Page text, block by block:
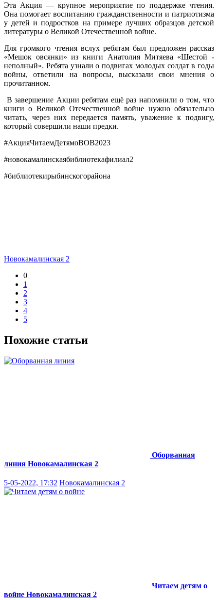
Эта Акция — крупное мероприятие по поддержке чтения.
Она помогает воспитанию гражданственности и патриотизма
у детей и подростков на примере лучших образцов детской
литературы о Великой Отечественной войне.
Для громкого чтения вслух ребятам был предложен рассказ
«Мешок овсянки» из книги Анатолия Митяева «Шестой -
неполный». Ребята узнали о подвигах молодых солдат в годы
войны, ответили на вопросы, высказали свои мнения о
прочитанном.
В завершение Акции ребятам ещё раз напомнили о том, что
книги о Великой Отечественной войне нужно обязательно
читать, через них передается память, уважение к подвигу,
который совершили наши предки.
#АкцияЧитаемДетямоВОВ2023
#новокамалинскаябиблиотекафилиал2
#библиотекирыбинскогорайона
Новокамалинская 2
0
1
2
3
4
5
Похожие статьи
Оборванная
линия Новокамалинская 2
5-05-2022, 17:32 Новокамалинская 2
Читаем детям о
войне Новокамалинская 2